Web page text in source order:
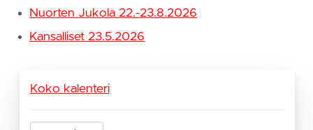
Nuorten Jukola 22.-23.8.2026
Kansalliset 23.5.2026
Koko kalenteri